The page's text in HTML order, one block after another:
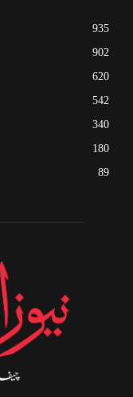
935
902
620
542
340
180
89